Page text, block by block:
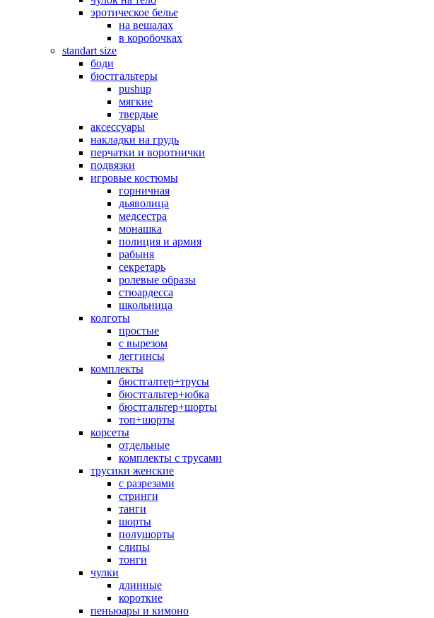
эротическое белье
на вешалах
в коробочках
standart size
боди
бюстгальтеры
pushup
мягкие
твердые
аксессуары
накладки на грудь
перчатки и воротнички
подвязки
игровые костюмы
горничная
дьяволица
медсестра
монашка
полиция и армия
рабыня
секретарь
ролевые образы
стюардесса
школьница
колготы
простые
с вырезом
леггинсы
комплекты
бюстгалтер+трусы
бюстгальтер+юбка
бюстгальтер+шорты
топ+шорты
корсеты
отдельные
комплекты с трусами
трусики женские
с разрезами
стринги
танги
шорты
полушорты
слипы
тонги
чулки
длинные
короткие
пеньюары и кимоно